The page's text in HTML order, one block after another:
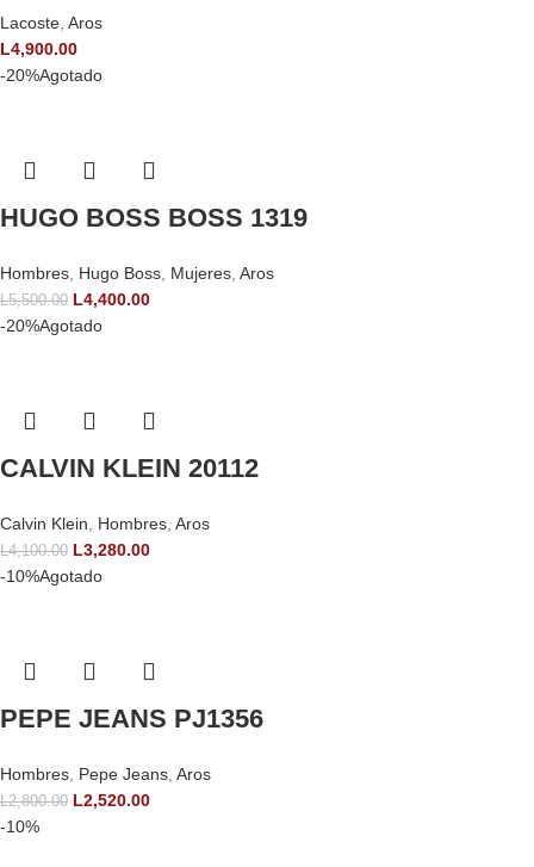
Lacoste, Aros
L4,900.00
-20%Agotado
HUGO BOSS BOSS 1319
Hombres, Hugo Boss, Mujeres, Aros
L5,500.00 L4,400.00
-20%Agotado
CALVIN KLEIN 20112
Calvin Klein, Hombres, Aros
L4,100.00 L3,280.00
-10%Agotado
PEPE JEANS PJ1356
Hombres, Pepe Jeans, Aros
L2,800.00 L2,520.00
-10%